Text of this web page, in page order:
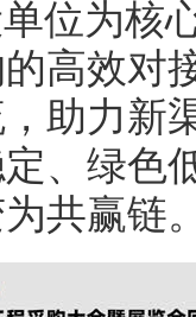
位为核
高效对
助力新
、绿色
共赢链